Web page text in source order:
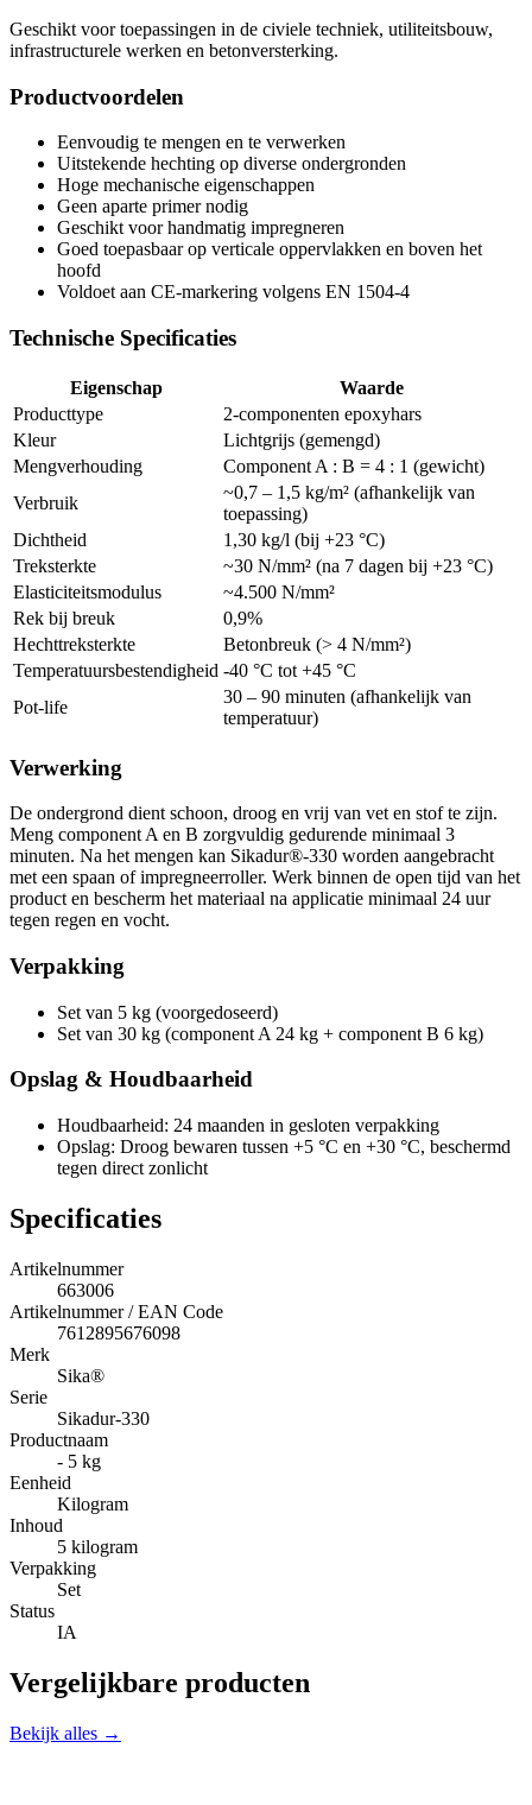
Geschikt voor toepassingen in de civiele techniek, utiliteitsbouw,
infrastructurele werken en betonversterking.
Productvoordelen
Eenvoudig te mengen en te verwerken
Uitstekende hechting op diverse ondergronden
Hoge mechanische eigenschappen
Geen aparte primer nodig
Geschikt voor handmatig impregneren
Goed toepasbaar op verticale oppervlakken en boven het
hoofd
Voldoet aan CE-markering volgens EN 1504-4
Technische Specificaties
Eigenschap
Waarde
Producttype
2-componenten epoxyhars
Kleur
Lichtgrijs (gemengd)
Mengverhouding
Component A : B = 4 : 1 (gewicht)
Verbruik
~0,7 – 1,5 kg/m² (afhankelijk van
toepassing)
Dichtheid
1,30 kg/l (bij +23 °C)
Treksterkte
~30 N/mm² (na 7 dagen bij +23 °C)
Elasticiteitsmodulus
~4.500 N/mm²
Rek bij breuk
0,9%
Hechttreksterkte
Betonbreuk (> 4 N/mm²)
Temperatuursbestendigheid -40 °C tot +45 °C
Pot-life
30 – 90 minuten (afhankelijk van
temperatuur)
Verwerking
De ondergrond dient schoon, droog en vrij van vet en stof te zijn.
Meng component A en B zorgvuldig gedurende minimaal 3
minuten. Na het mengen kan Sikadur®-330 worden aangebracht
met een spaan of impregneerroller. Werk binnen de open tijd van het
product en bescherm het materiaal na applicatie minimaal 24 uur
tegen regen en vocht.
Verpakking
Set van 5 kg (voorgedoseerd)
Set van 30 kg (component A 24 kg + component B 6 kg)
Opslag & Houdbaarheid
Houdbaarheid: 24 maanden in gesloten verpakking
Opslag: Droog bewaren tussen +5 °C en +30 °C, beschermd
tegen direct zonlicht
Specificaties
Artikelnummer
663006
Artikelnummer / EAN Code
7612895676098
Merk
Sika®
Serie
Sikadur-330
Productnaam
- 5 kg
Eenheid
Kilogram
Inhoud
5 kilogram
Verpakking
Set
Status
IA
Vergelijkbare producten
Bekijk alles →